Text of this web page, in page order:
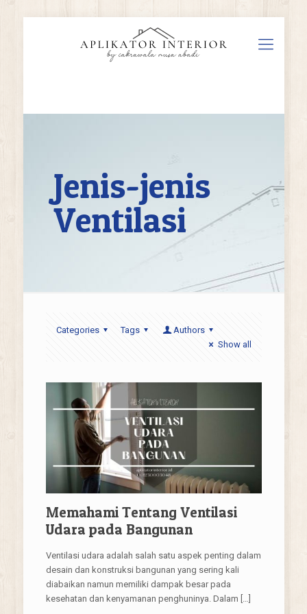
Jenis-jenis
Ventilasi
Categories Tags
Authors
Show all
Memahami Tentang Ventilasi
Udara pada Bangunan
Ventilasi udara adalah salah satu aspek penting dalam
desain dan konstruksi bangunan yang sering kali
diabaikan namun memiliki dampak besar pada
kesehatan dan kenyamanan penghuninya. Dalam […]